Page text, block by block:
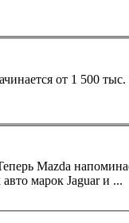
Mazda
марок Jaguarи ...